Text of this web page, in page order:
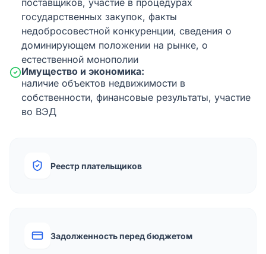
поставщиков, участие в процедурах
государственных закупок, факты
недобросовестной конкуренции, сведения о
доминирующем положении на рынке, о
естественной монополии
Имущество и экономика:
наличие объектов недвижимости в
собственности, финансовые результаты, участие
во ВЭД
Реестр плательщиков
Задолженность перед бюджетом